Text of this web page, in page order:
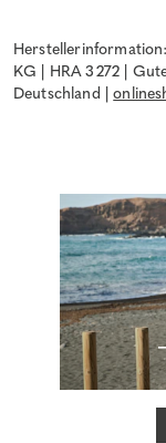
KG | HRA 3272 |
Deutschland |